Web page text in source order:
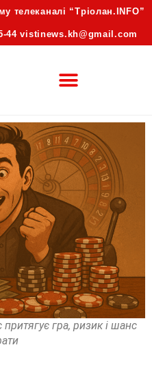
телеканалі “Трiолан.INFO”
44 vistinews.kh@gmail.com
гра, ризик і шанс